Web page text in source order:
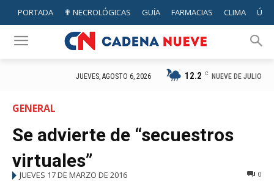
PORTADA ✟ NECROLÓGICAS GUÍA FARMACIAS CLIMA
JUEVES, AGOSTO 6, 2026 12.2 C NUEVE DE JULIO
GENERAL
Se advierte de “secuestros
virtuales”
JUEVES 17 DE MARZO DE 2016 0